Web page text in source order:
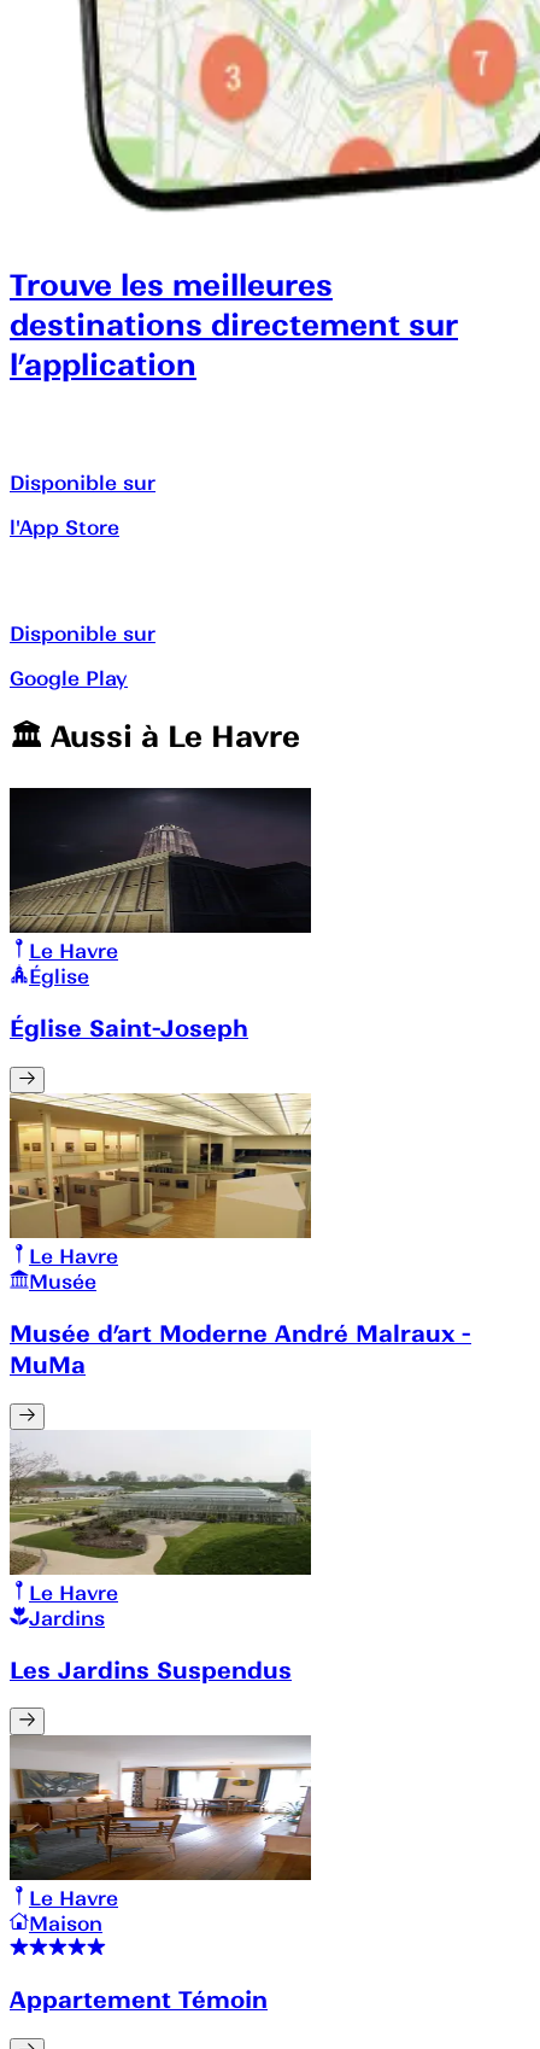
Trouve les meilleures
destinations directement sur
l’application
Disponible sur
l'App Store
Disponible sur
Google Play
🏛️️ Aussi à Le Havre
Le Havre
Église
Église Saint-Joseph
Le Havre
Musée
Musée d’art Moderne André Malraux -
MuMa
Le Havre
Jardins
Les Jardins Suspendus
Le Havre
Maison
Appartement Témoin